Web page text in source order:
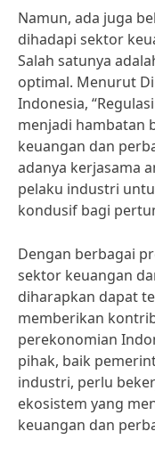
Namun, ada juga
dihadapi sektor
Salah satunya
optimal. Menurut
Indonesia,
menjadi hambatan
keuangan dan
adanya kerjasama
pelaku industri
kondusif bagi
Dengan berbagai
sektor keuangan
diharapkan dapat
memberikan
perekonomian
pihak, baik
industri, perlu
ekosistem yang
keuangan dan